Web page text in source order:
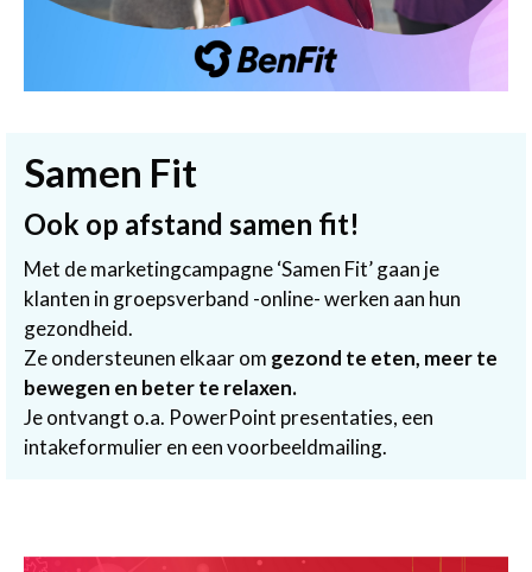
Samen Fit
Ook op afstand samen fit!
Met de marketingcampagne ‘Samen Fit’ gaan je
klanten in groepsverband -online- werken aan hun
gezondheid.
Ze ondersteunen elkaar om gezond te eten, meer te
bewegen en beter te relaxen.
Je ontvangt o.a. PowerPoint presentaties, een
intakeformulier en een voorbeeldmailing.